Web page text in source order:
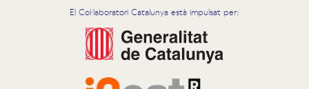
El Col·laboratori Catalunya està impulsat per: